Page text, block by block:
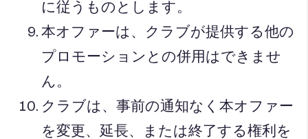
に従うものとします。
本オファーは、クラブが提供する他の
プロモーションとの併用はできませ
ん。
クラブは、事前の通知なく本オファー
を変更、延長、または終了する権利を